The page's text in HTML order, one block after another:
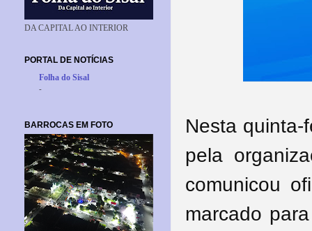
Nesta quinta-
pela
comunicou
marcado
DA CAPITAL AO INTERIOR
PORTAL DE NOTÍCIAS
Folha do Sisal
-
BARROCAS EM FOTO